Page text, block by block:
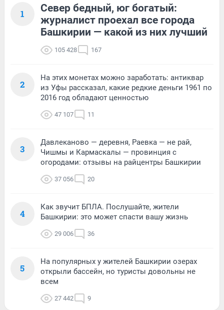
1
Север бедный, юг богатый:
журналист проехал все города
Башкирии — какой из них лучший
105 428 167
2
На этих монетах можно заработать: антиквар
из Уфы рассказал, какие редкие деньги 1961 по
2016 год обладают ценностью
47 107 11
3
Давлеканово — деревня, Раевка — не рай,
Чишмы и Кармаскалы — провинция с
огородами: отзывы на райцентры Башкирии
37 056 20
4
Как звучит БПЛА. Послушайте, жители
Башкирии: это может спасти вашу жизнь
29 006 36
5
На популярных у жителей Башкирии озерах
открыли бассейн, но туристы довольны не
всем
27 442 9